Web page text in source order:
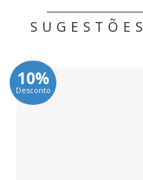
SUGESTÕES
10%
Desconto